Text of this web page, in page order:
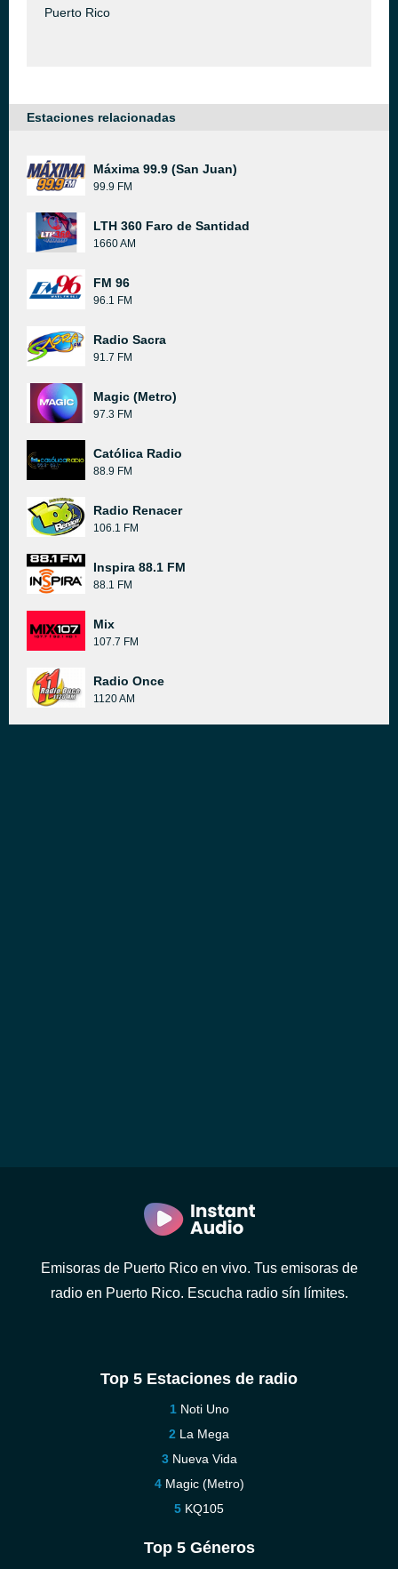
Puerto Rico
Estaciones relacionadas
Máxima 99.9 (San Juan)
99.9 FM
LTH 360 Faro de Santidad
1660 AM
FM 96
96.1 FM
Radio Sacra
91.7 FM
Magic (Metro)
97.3 FM
Católica Radio
88.9 FM
Radio Renacer
106.1 FM
Inspira 88.1 FM
88.1 FM
Mix
107.7 FM
Radio Once
1120 AM
Emisoras de Puerto Rico en vivo. Tus emisoras de
radio en Puerto Rico. Escucha radio sín límites.
Top 5 Estaciones de radio
Noti Uno
La Mega
Nueva Vida
Magic (Metro)
KQ105
Top 5 Géneros